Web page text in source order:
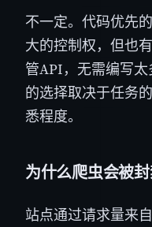
不一定。代码优先
大的控制权，但也
管API，无需编写
的选择取决于任务
悉程度。
为什么爬虫会被封
站点通过请求量来